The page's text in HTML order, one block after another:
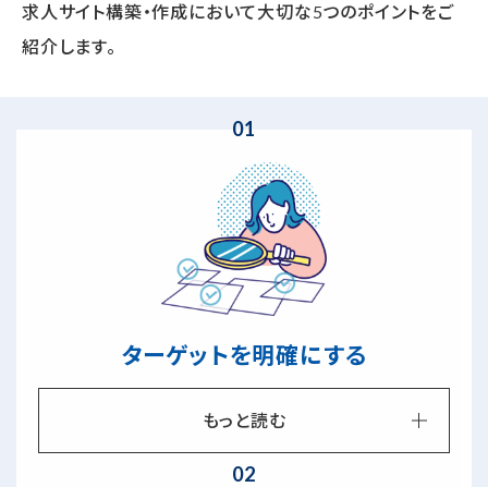
求人サイト構築・作成において大切な5つのポイントをご
紹介します。
01
ターゲットを明確にする
もっと読む
02